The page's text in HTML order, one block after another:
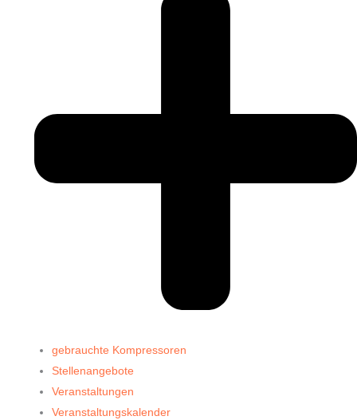
gebrauchte Kompressoren
Stellenangebote
Veranstaltungen
Veranstaltungskalender